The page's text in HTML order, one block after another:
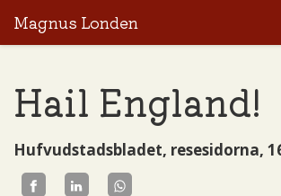
Magnus Londen
Hail England!
Hufvudstadsbladet, resesidorna,